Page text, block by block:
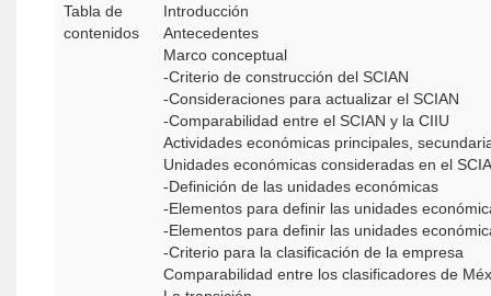
Tabla de
contenidos
Introducción
Antecedentes
Marco conceptual
-Criterio de construcción del SCIAN
-Consideraciones para actualizar el SCIAN
-Comparabilidad entre el SCIAN y la CIIU
Actividades económicas principales,
Unidades económicas consideradas en el
-Definición de las unidades económicas
-Elementos para definir las unidades
-Elementos para definir las unidades
-Criterio para la clasificación de la empresa
Comparabilidad entre los clasificadores de